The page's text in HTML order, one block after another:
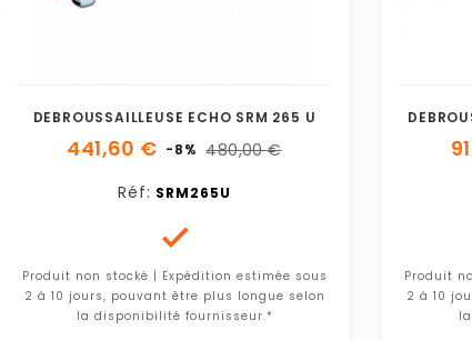
DEBROUSSAILLEUSE ECHO SRM 265 U
441,60 € -8% 480,00 €
Réf: SRM265U

Produit non stocké | Expédition estimée sous
2 à 10 jours, pouvant être plus longue selon
la disponibilité fournisseur.*
Produit
2 à 10